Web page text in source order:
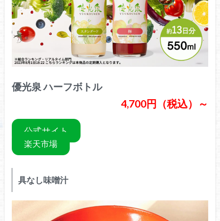
優光泉 ハーフボトル
4,700円（税込）～
公式サイト
楽天市場
具なし味噌汁